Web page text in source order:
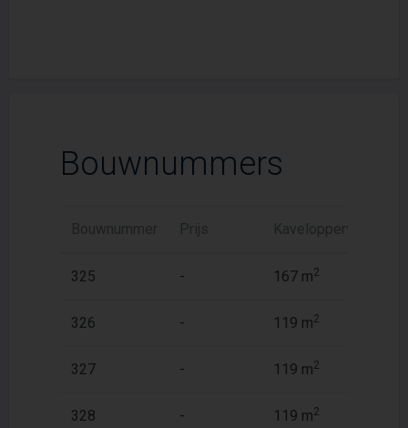
Bouwnummers
Bouwnummer Prijs Kaveloppervlak
325 - 167 m2
326 - 119 m2
327 - 119 m2
328 - 119 m2